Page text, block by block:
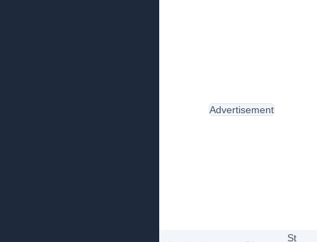
St
Advertisement